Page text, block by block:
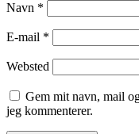
Navn *
E-mail *
Websted
Gem mit navn, mail
jeg kommenterer.